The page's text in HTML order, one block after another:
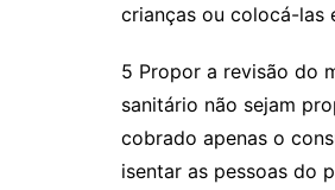
crianças ou colocá-las
5 Propor a revisão do
sanitário não sejam
cobrado apenas o
isentar as pessoas do